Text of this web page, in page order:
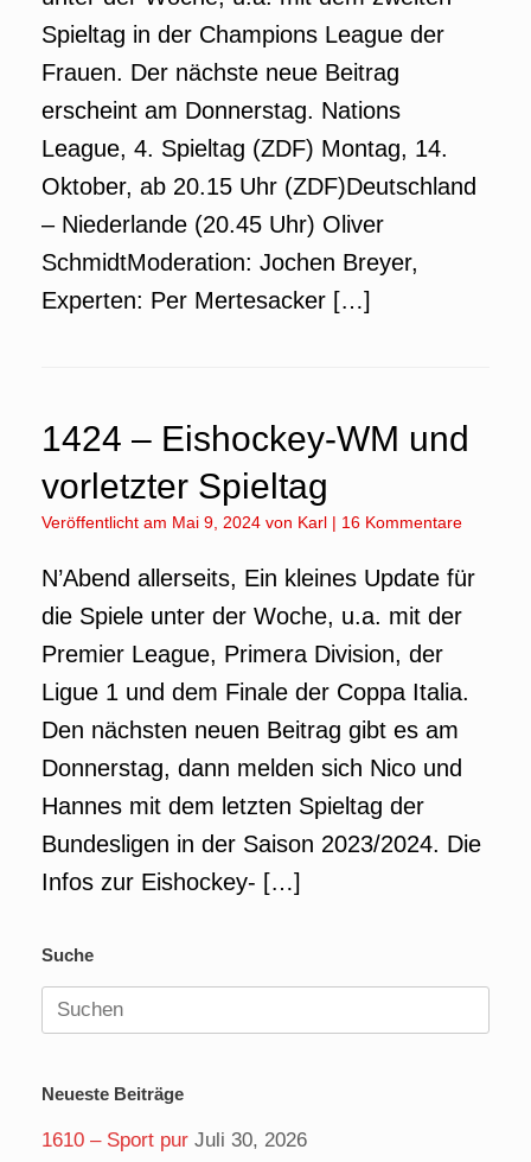
Spieltag in der Champions League der
Frauen. Der nächste neue Beitrag
erscheint am Donnerstag. Nations
League, 4. Spieltag (ZDF) Montag, 14.
Oktober, ab 20.15 Uhr (ZDF)Deutschland
– Niederlande (20.45 Uhr) Oliver
SchmidtModeration: Jochen Breyer,
Experten: Per Mertesacker […]
1424 – Eishockey-WM und
vorletzter Spieltag
Veröffentlicht am Mai 9, 2024 von Karl | 16 Kommentare
N’Abend allerseits, Ein kleines Update für
die Spiele unter der Woche, u.a. mit der
Premier League, Primera Division, der
Ligue 1 und dem Finale der Coppa Italia.
Den nächsten neuen Beitrag gibt es am
Donnerstag, dann melden sich Nico und
Hannes mit dem letzten Spieltag der
Bundesligen in der Saison 2023/2024. Die
Infos zur Eishockey- […]
Suche
Suchen
nach:
Neueste Beiträge
1610 – Sport pur Juli 30, 2026